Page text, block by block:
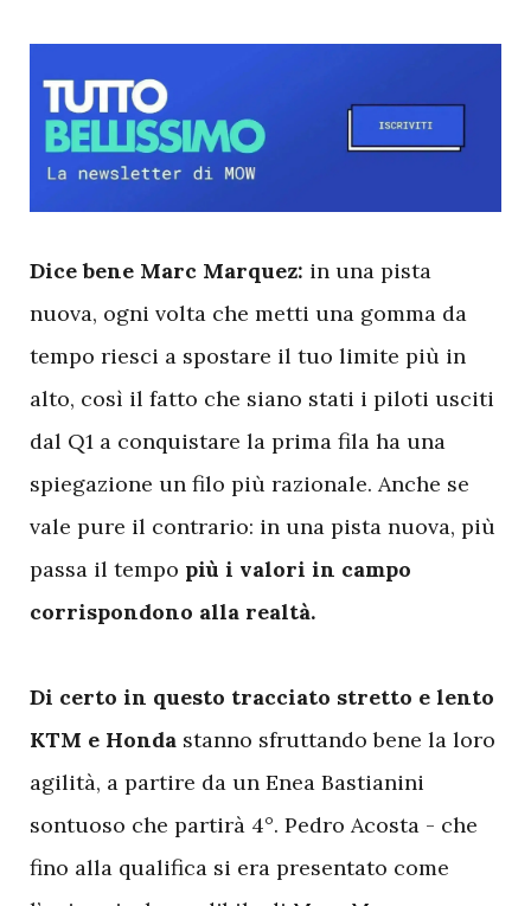
Dice bene Marc Marquez: in una pista
nuova, ogni volta che metti una gomma da
tempo riesci a spostare il tuo limite più in
alto, così il fatto che siano stati i piloti usciti
dal Q1 a conquistare la prima fila ha una
spiegazione un filo più razionale. Anche se
vale pure il contrario: in una pista nuova, più
passa il tempo più i valori in campo
corrispondono alla realtà.
Di certo in questo tracciato stretto e lento
KTM e Honda stanno sfruttando bene la loro
agilità, a partire da un Enea Bastianini
sontuoso che partirà 4°. Pedro Acosta - che
fino alla qualifica si era presentato come